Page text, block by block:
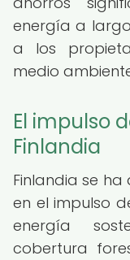
energía a
a los
medio
El impulso
Finlandia
Finlandia se
en el impulso
energía
cobertura